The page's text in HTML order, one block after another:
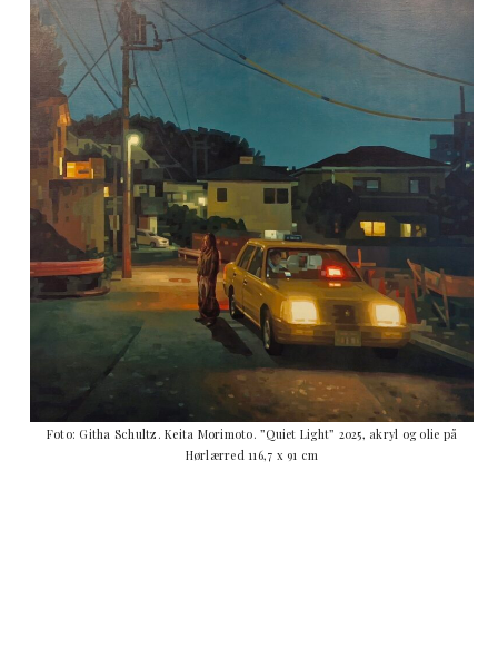
Foto: Githa Schultz. Keita Morimoto. ”Quiet Light” 2025, akryl og olie på
Hørlærred 116,7 x 91 cm